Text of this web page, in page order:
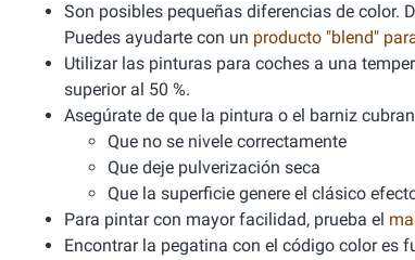
Son posibles pequeñas diferencias de color.
Puedes ayudarte con un producto "blend"
Utilizar las pinturas para coches a una
superior al 50 %.
Asegúrate de que la pintura o el barniz
Que no se nivele correctamente
Que deje pulverización seca
Que la superficie genere el clásico
Para pintar con mayor facilidad, prueba el
Encontrar la pegatina con el código color es